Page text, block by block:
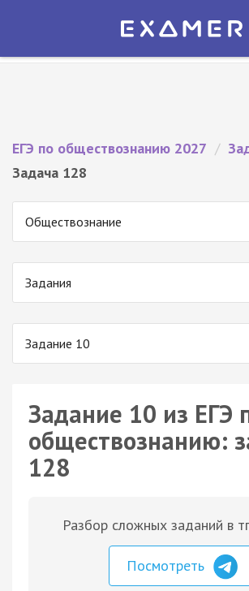
Экзамер — ЕГЭ 2027
ЕГЭ по обществознанию 2027 /
Задача 128
Обществознание
Задания
Задание 10
Задание 10 из ЕГЭ
обществознанию:
128
Разбор сложных заданий в
Посмотреть